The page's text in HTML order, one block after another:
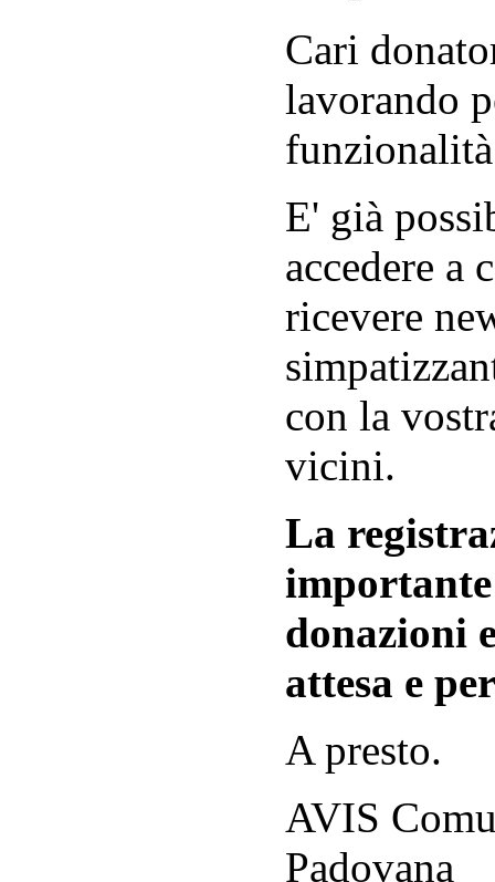
Cari
lavorando
E' già
accedere a
ricevere
con la
vicini.
La
donazioni
attesa e
A presto.
AVIS
Padovana